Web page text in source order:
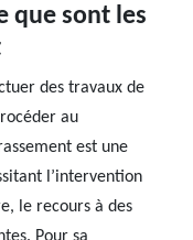
que sont les
des travaux de
au
est une
l’intervention
le recours à des